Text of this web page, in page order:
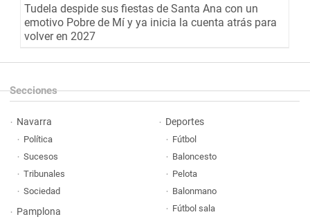
Tudela despide sus fiestas de Santa Ana con un
emotivo Pobre de Mí y ya inicia la cuenta atrás para
volver en 2027
Secciones
Navarra
Política
Sucesos
Tribunales
Sociedad
Pamplona
Deportes
Fútbol
Baloncesto
Pelota
Balonmano
Fútbol sala